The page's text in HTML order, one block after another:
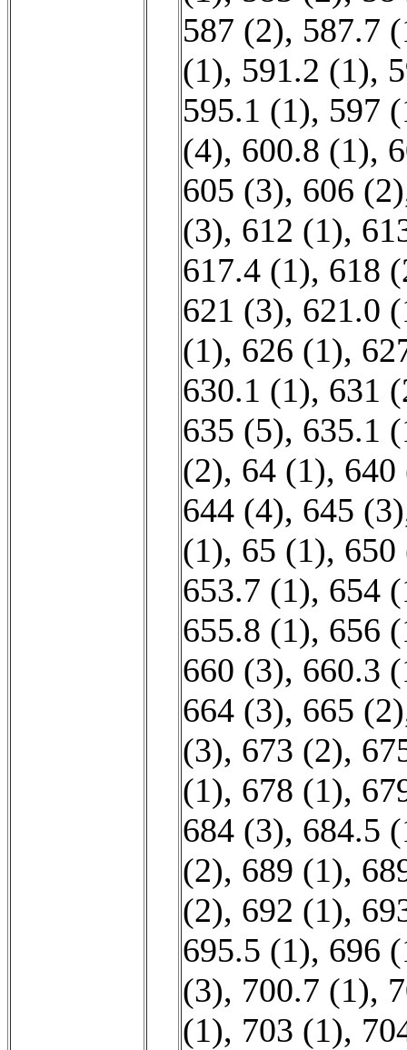
587 (2), 587.7
(1), 591.2 (1),
595.1 (1), 597
(4), 600.8 (1),
605 (3), 606 (2)
(3), 612 (1),
617.4 (1), 618
621 (3), 621.0
(1), 626 (1),
630.1 (1), 631
635 (5), 635.1
(2), 64 (1), 640
644 (4), 645 (3)
(1), 65 (1), 650
653.7 (1), 654
655.8 (1), 656
660 (3), 660.3
664 (3), 665 (2)
(3), 673 (2),
(1), 678 (1),
684 (3), 684.5
(2), 689 (1),
(2), 692 (1),
695.5 (1), 696
(3), 700.7 (1),
(1), 703 (1),